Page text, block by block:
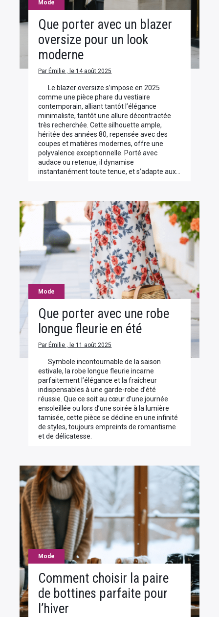
Mode
Que porter avec un blazer
oversize pour un look
moderne
Par Émilie , le 14 août 2025
Le blazer oversize s’impose en 2025
comme une pièce phare du vestiaire
contemporain, alliant tantôt l’élégance
minimaliste, tantôt une allure décontractée
très recherchée. Cette silhouette ample,
héritée des années 80, repensée avec des
coupes et matières modernes, offre une
polyvalence exceptionnelle. Porté avec
audace ou retenue, il dynamise
instantanément toute tenue, et s’adapte aux…
Mode
Que porter avec une robe
longue fleurie en été
Par Émilie , le 11 août 2025
Symbole incontournable de la saison
estivale, la robe longue fleurie incarne
parfaitement l’élégance et la fraîcheur
indispensables à une garde-robe d’été
réussie. Que ce soit au cœur d’une journée
ensoleillée ou lors d’une soirée à la lumière
tamisée, cette pièce se décline en une infinité
de styles, toujours empreints de romantisme
et de délicatesse.
Mode
Comment choisir la paire
de bottines parfaite pour
l’hiver